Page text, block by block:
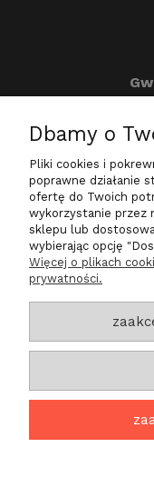
Dbamy o
Pliki cookies i
poprawne działanie
ofertę do Twoich
wykorzystanie przez
sklepu lub
wybierając opcję
Więcej o plikach
prywatności.